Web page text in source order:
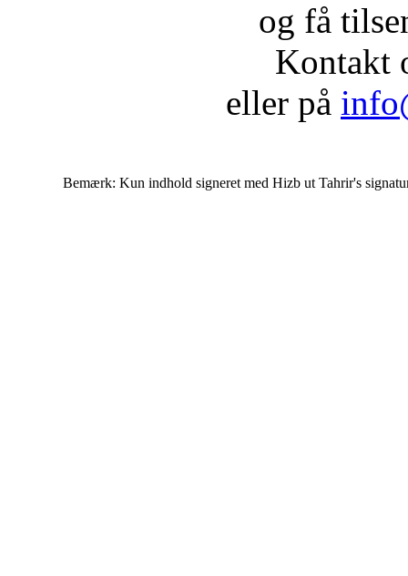
og få
Kontakt
eller på
Bemærk: Kun indhold signeret med Hizb ut Tahrir's